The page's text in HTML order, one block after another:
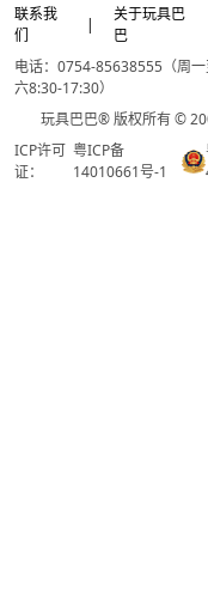
联系我
们
|
关于玩具巴
巴
电话：0754-85638555（周一
六8:30-17:30）
玩具巴巴® 版权所有 ©
ICP许可
证：
粤ICP备
14010661号-1